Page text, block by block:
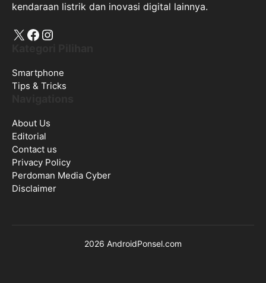
kendaraan listrik dan inovasi digital lainnya.
X Facebook
Instagram
Smartphone
Tips & Tricks
About Us
Editorial
Contact us
Privacy Policy
Perdoman Media Cyber
Disclaimer
2026 AndroidPonsel.com